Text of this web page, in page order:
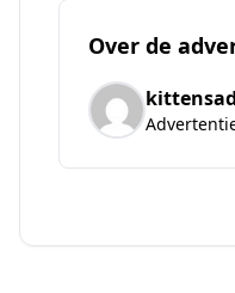
Over de